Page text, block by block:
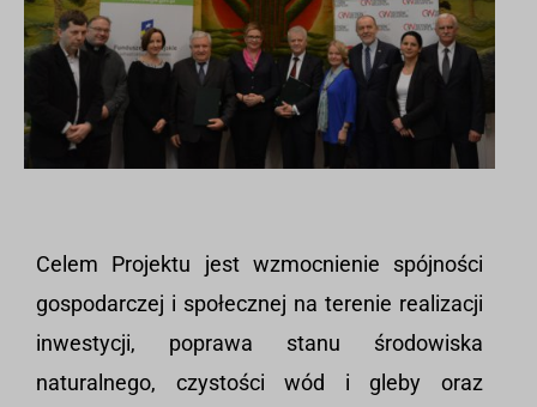
Celem Projektu jest wzmocnienie spójności
gospodarczej i społecznej na terenie realizacji
inwestycji, poprawa stanu środowiska
naturalnego, czystości wód i gleby oraz